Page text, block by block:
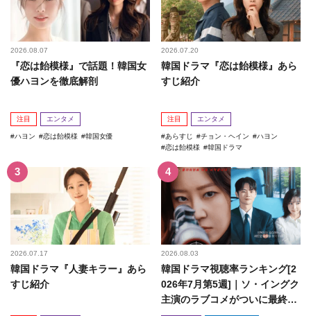
2026.08.07
『恋は飴模様』で話題！韓国女
優ハヨンを徹底解剖
注目 エンタメ
ハヨン 恋は飴模様 韓国女優
2026.07.20
韓国ドラマ『恋は飴模様』あら
すじ紹介
注目 エンタメ
あらすじ チョン・ヘイン
ハヨン
恋は飴模様
韓国ドラマ
2026.07.17
韓国ドラマ『人妻キラー』あら
すじ紹介
2026.08.03
韓国ドラマ視聴率ランキング[2
026年7月第5週]｜ソ・イングク
主演のラブコメがついに最終